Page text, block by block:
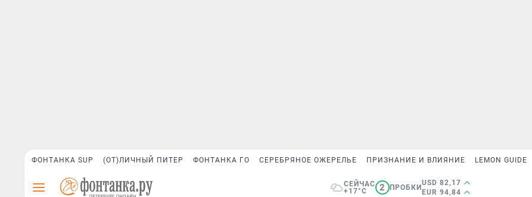
ФОНТАНКА SUP (ОТ)ЛИЧНЫЙ ПИТЕР ФОНТАНКА ГО СЕРЕБРЯНОЕ ОЖЕРЕЛЬЕ ПРИЗНАНИЕ И ВЛИЯНИЕ LEMON GUIDE
СЕЙЧАС
+17°C
2 ПРОБКИ
USD 82,17
EUR 94,84